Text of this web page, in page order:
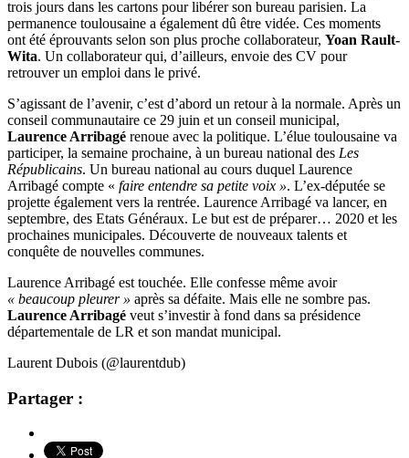
trois jours dans les cartons pour libérer son bureau parisien. La
permanence toulousaine a également dû être vidée. Ces moments
ont été éprouvants selon son plus proche collaborateur, Yoan Rault-
Wita. Un collaborateur qui, d’ailleurs, envoie des CV pour
retrouver un emploi dans le privé.
S’agissant de l’avenir, c’est d’abord un retour à la normale. Après un
conseil communautaire ce 29 juin et un conseil municipal,
Laurence Arribagé renoue avec la politique. L’élue toulousaine va
participer, la semaine prochaine, à un bureau national des Les
Républicains. Un bureau national au cours duquel Laurence
Arribagé compte « faire entendre sa petite voix ». L’ex-députée se
projette également vers la rentrée. Laurence Arribagé va lancer, en
septembre, des Etats Généraux. Le but est de préparer… 2020 et les
prochaines municipales. Découverte de nouveaux talents et
conquête de nouvelles communes.
Laurence Arribagé est touchée. Elle confesse même avoir
« beaucoup pleurer » après sa défaite. Mais elle ne sombre pas.
Laurence Arribagé veut s’investir à fond dans sa présidence
départementale de LR et son mandat municipal.
Laurent Dubois (@laurentdub)
Partager :